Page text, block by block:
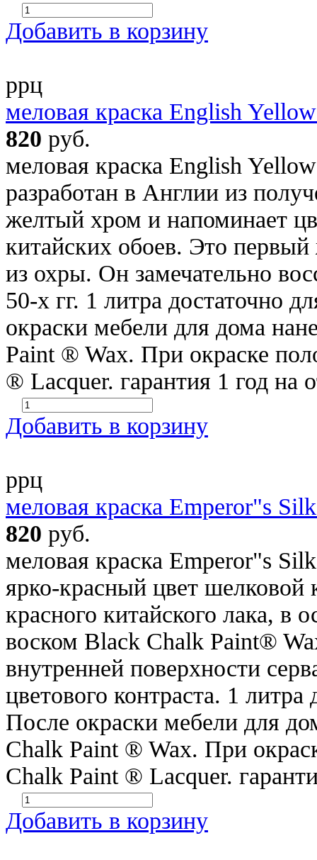
Добавить в корзину
ррц
меловая краска English
820 руб.
меловая краска English
разработан в Англии из
желтый хром и напоминает
китайских обоев. Это
из охры. Он замечательно
50-х гг. 1 литра достаточно
окраски мебели для дома
Paint ® Wax. При окраске
® Lacquer. гарантия 1 год на
Добавить в корзину
ррц
меловая краска Emperor"s
820 руб.
меловая краска Emperor"s
ярко-красный цвет
красного китайского лака, в
воском Black Chalk Paint®
внутренней поверхности
цветового контраста. 1
После окраски мебели для
Chalk Paint ® Wax. При
Chalk Paint ® Lacquer.
Добавить в корзину